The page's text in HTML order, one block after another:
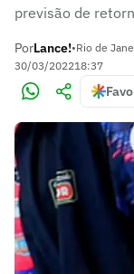
previsão de
PorLance!•Rio de
30/03/202218:37